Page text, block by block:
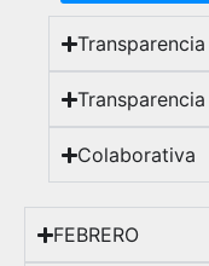
Colaborativa
FEBRERO